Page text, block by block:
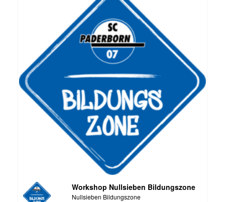
Workshop Nullsieben Bildungszone
Nullsieben Bildungszone